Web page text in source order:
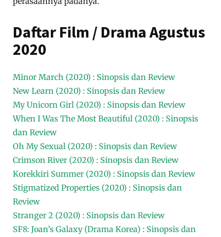
Daftar Film / Drama Agustus
2020
Minor March (2020) : Sinopsis dan Review
New Learn (2020) : Sinopsis dan Review
My Unicorn Girl (2020) : Sinopsis dan Review
When I Was The Most Beautiful (2020) : Sinopsis
dan Review
Oh My Sexual (2020) : Sinopsis dan Review
Crimson River (2020) : Sinopsis dan Review
Korekkiri Summer (2020) : Sinopsis dan Review
Stigmatized Properties (2020) : Sinopsis dan
Review
Stranger 2 (2020) : Sinopsis dan Review
SF8: Joan’s Galaxy (Drama Korea) : Sinopsis dan